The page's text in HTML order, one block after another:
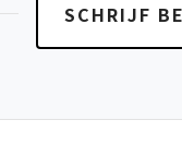
SCHRIJF